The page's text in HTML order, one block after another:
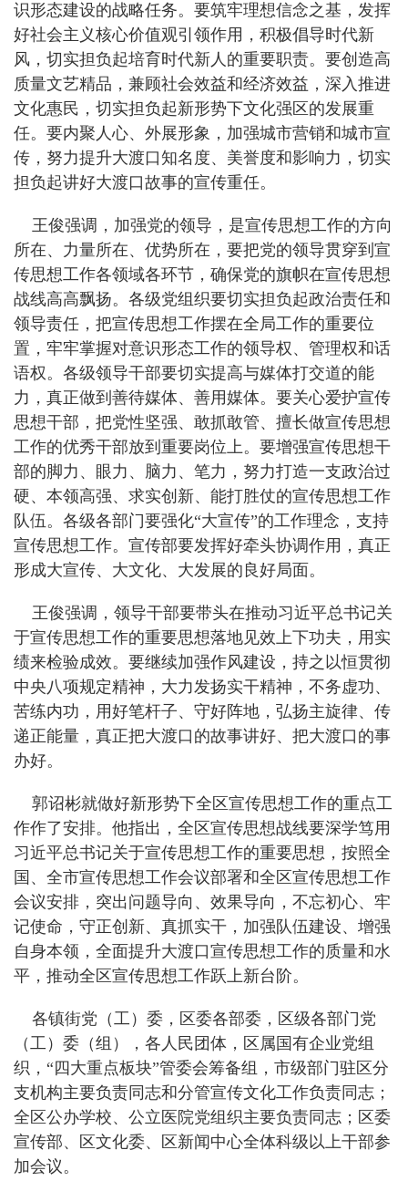
识形态建设的战略任务。要筑牢理想信念之基，发挥
好社会主义核心价值观引领作用，积极倡导时代新
风，切实担负起培育时代新人的重要职责。要创造高
质量文艺精品，兼顾社会效益和经济效益，深入推进
文化惠民，切实担负起新形势下文化强区的发展重
任。要内聚人心、外展形象，加强城市营销和城市宣
传，努力提升大渡口知名度、美誉度和影响力，切实
担负起讲好大渡口故事的宣传重任。
王俊强调，加强党的领导，是宣传思想工作的方向
所在、力量所在、优势所在，要把党的领导贯穿到宣
传思想工作各领域各环节，确保党的旗帜在宣传思想
战线高高飘扬。各级党组织要切实担负起政治责任和
领导责任，把宣传思想工作摆在全局工作的重要位
置，牢牢掌握对意识形态工作的领导权、管理权和话
语权。各级领导干部要切实提高与媒体打交道的能
力，真正做到善待媒体、善用媒体。要关心爱护宣传
思想干部，把党性坚强、敢抓敢管、擅长做宣传思想
工作的优秀干部放到重要岗位上。要增强宣传思想干
部的脚力、眼力、脑力、笔力，努力打造一支政治过
硬、本领高强、求实创新、能打胜仗的宣传思想工作
队伍。各级各部门要强化“大宣传”的工作理念，支持
宣传思想工作。宣传部要发挥好牵头协调作用，真正
形成大宣传、大文化、大发展的良好局面。
王俊强调，领导干部要带头在推动习近平总书记关
于宣传思想工作的重要思想落地见效上下功夫，用实
绩来检验成效。要继续加强作风建设，持之以恒贯彻
中央八项规定精神，大力发扬实干精神，不务虚功、
苦练内功，用好笔杆子、守好阵地，弘扬主旋律、传
递正能量，真正把大渡口的故事讲好、把大渡口的事
办好。
郭诏彬就做好新形势下全区宣传思想工作的重点工
作作了安排。他指出，全区宣传思想战线要深学笃用
习近平总书记关于宣传思想工作的重要思想，按照全
国、全市宣传思想工作会议部署和全区宣传思想工作
会议安排，突出问题导向、效果导向，不忘初心、牢
记使命，守正创新、真抓实干，加强队伍建设、增强
自身本领，全面提升大渡口宣传思想工作的质量和水
平，推动全区宣传思想工作跃上新台阶。
各镇街党（工）委，区委各部委，区级各部门党
（工）委（组），各人民团体，区属国有企业党组
织，“四大重点板块”管委会筹备组，市级部门驻区分
支机构主要负责同志和分管宣传文化工作负责同志；
全区公办学校、公立医院党组织主要负责同志；区委
宣传部、区文化委、区新闻中心全体科级以上干部参
加会议。